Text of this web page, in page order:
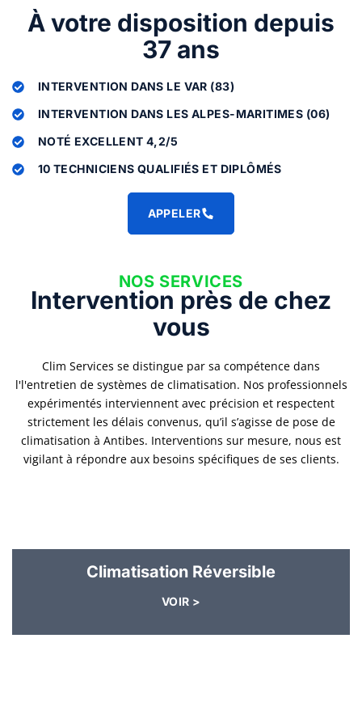
À votre disposition depuis
37 ans
INTERVENTION DANS LE VAR (83)
INTERVENTION DANS LES ALPES-MARITIMES (06)
NOTÉ EXCELLENT 4,2/5
10 TECHNICIENS QUALIFIÉS ET DIPLÔMÉS
APPELER
NOS SERVICES
Intervention près de chez
vous
Clim Services se distingue par sa compétence dans
l'l'entretien de systèmes de climatisation. Nos professionnels
expérimentés interviennent avec précision et respectent
strictement les délais convenus, qu’il s’agisse de pose de
climatisation à Antibes. Interventions sur mesure, nous est
vigilant à répondre aux besoins spécifiques de ses clients.
Climatisation Réversible
VOIR >